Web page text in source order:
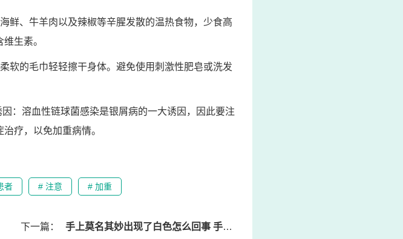
鲜、牛羊肉以及辣椒等辛腥发散的温热食物，少食高
生素。
软的毛巾轻轻擦干身体。避免使用刺激性肥皂或洗发
：溶血性链球菌感染是银屑病的一大诱因，因此要注
疗，以免加重病情。
者 # 注意 # 加重
下一篇： 手上莫名其妙出现了白色怎么回事 手上莫名其妙白了一块